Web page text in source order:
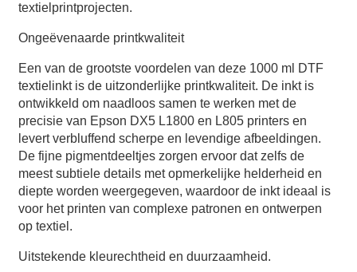
textielprintprojecten.
Ongeëvenaarde printkwaliteit
Een van de grootste voordelen van deze 1000 ml DTF
textielinkt is de uitzonderlijke printkwaliteit. De inkt is
ontwikkeld om naadloos samen te werken met de
precisie van Epson DX5 L1800 en L805 printers en
levert verbluffend scherpe en levendige afbeeldingen.
De fijne pigmentdeeltjes zorgen ervoor dat zelfs de
meest subtiele details met opmerkelijke helderheid en
diepte worden weergegeven, waardoor de inkt ideaal is
voor het printen van complexe patronen en ontwerpen
op textiel.
Uitstekende kleurechtheid en duurzaamheid.